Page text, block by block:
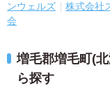
ンウェルズ
株式会社
会
増毛郡増毛町(
ら探す